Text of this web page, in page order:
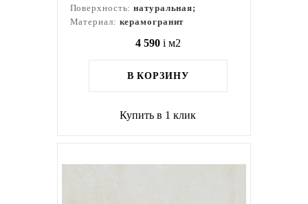
Поверхность:натуральная;
Материал: керамогранит
4 590 i м2
В КОРЗИНУ
Купить в 1 клик